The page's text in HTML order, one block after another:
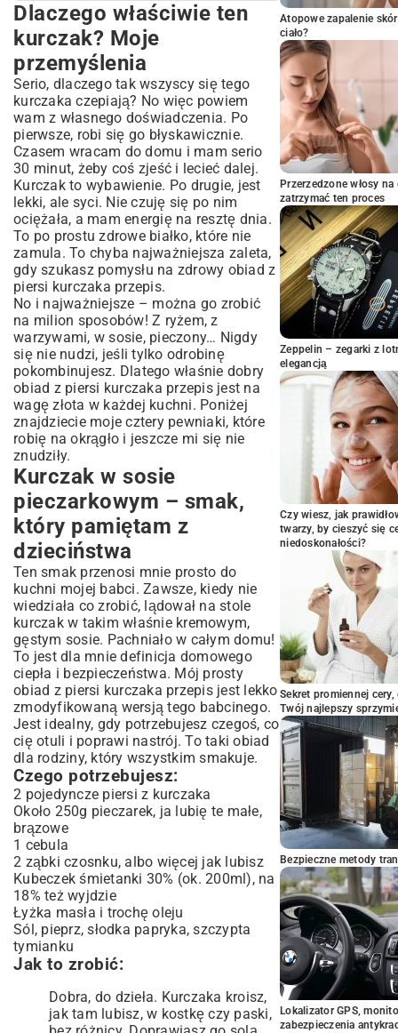
Dlaczego właściwie ten kurczak? Moje
przemyślenia
Kurczak w sosie pieczarkowym – smak,
który pamiętam z dzieciństwa
Czego potrzebujesz:
Jak to zrobić:
Kiedy potrzebuję czegoś lekkiego:
Kurczak z grillowanymi warzywami
Składniki na lekki posiłek:
A robisz to tak:
Dla leniwych (czyli dla mnie): Pieczony
kurczak z ziemniakami z jednego
naczynia
Co wrzucić na blachę:
Instrukcja obsługi piekarnika:
Gdy mam ochotę na „chińczyka”, ale nie
chcę zamawiać
Składniki na azjatycką ucztę:
Przygotowanie w 5 krokach:
Moje triki, żeby kurczak nie był wiórem
Wasze pytania o obiad z piersi kurczaka
Serio, czy kurczak zawsze musi być suchy?
Jakie przyprawy najlepiej pasują?
Można to zrobić na zapas?
To co, gotujemy?
Dlaczego właściwie ten
kurczak? Moje
przemyślenia
Serio, dlaczego tak wszyscy się tego
kurczaka czepiają? No więc powiem
wam z własnego doświadczenia. Po
pierwsze, robi się go błyskawicznie.
Czasem wracam do domu i mam serio
30 minut, żeby coś zjeść i lecieć dalej.
Kurczak to wybawienie. Po drugie, jest
lekki, ale syci. Nie czuję się po nim
ociężała, a mam energię na resztę dnia.
To po prostu zdrowe białko, które nie
zamula. To chyba najważniejsza zaleta,
gdy szukasz pomysłu na zdrowy obiad z
piersi kurczaka przepis.
No i najważniejsze – można go zrobić
na milion sposobów! Z ryżem, z
warzywami, w sosie, pieczony… Nigdy
się nie nudzi, jeśli tylko odrobinę
pokombinujesz. Dlatego właśnie dobry
obiad z piersi kurczaka przepis jest na
wagę złota w każdej kuchni. Poniżej
znajdziecie moje cztery pewniaki, które
robię na okrągło i jeszcze mi się nie
znudziły.
Kurczak w sosie
pieczarkowym – smak,
który pamiętam z
dzieciństwa
Ten smak przenosi mnie prosto do
kuchni mojej babci. Zawsze, kiedy nie
wiedziała co zrobić, lądował na stole
kurczak w takim właśnie kremowym,
gęstym sosie. Pachniało w całym domu!
To jest dla mnie definicja domowego
ciepła i bezpieczeństwa. Mój prosty
obiad z piersi kurczaka przepis jest lekko
zmodyfikowaną wersją tego babcinego.
Jest idealny, gdy potrzebujesz czegoś, co
cię otuli i poprawi nastrój. To takiobiad
dla rodziny, który wszystkim smakuje.
Czego potrzebujesz:
2 pojedyncze piersi z kurczaka
Około 250g pieczarek, ja lubię te małe,
brązowe
1 cebula
2 ząbki czosnku, albo więcej jak lubisz
Kubeczek śmietanki 30% (ok. 200ml), na
18% też wyjdzie
Łyżka masła i trochę oleju
Sól, pieprz, słodka papryka, szczypta
tymianku
Jak to zrobić:
Dobra, do dzieła. Kurczaka kroisz,
jak tam lubisz, w kostkę czy paski,
Atopowe zapalenie
ciało?
Przerzedzone włosy
zatrzymać ten proces
Zeppelin – zegarki z
elegancją
Czy wiesz, jak
twarzy, by cieszyć się
niedoskonałości?
Sekret promiennej
Twój najlepszy
Bezpieczne metody
Lokalizator GPS,
zabezpieczenia